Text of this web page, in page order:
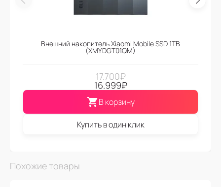
Внешний накопитель Xiaomi Mobile SSD 1TB
(XMYDGT01QM)
17.700₽
16.999₽
В корзину
Купить в один клик
Похожие товары